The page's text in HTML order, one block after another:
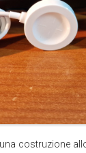
costruzione